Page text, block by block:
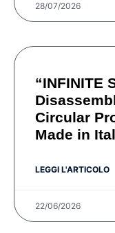
28/07/2026
“INFINITE
Circular
Made in
LEGGI L'ARTICOLO
22/06/2026